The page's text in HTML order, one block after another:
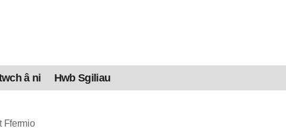
â ni Hwb Sgiliau
Ffermio